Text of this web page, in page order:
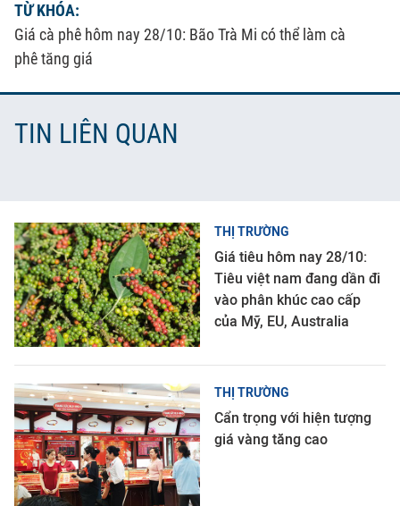
TỪ KHÓA:
Giá cà phê hôm nay 28/10: Bão Trà Mi có thể làm cà
phê tăng giá
TIN LIÊN QUAN
THỊ TRƯỜNG
Giá tiêu hôm nay 28/10:
Tiêu việt nam đang dần đi
vào phân khúc cao cấp
của Mỹ, EU, Australia
THỊ TRƯỜNG
Cẩn trọng với hiện tượng
giá vàng tăng cao